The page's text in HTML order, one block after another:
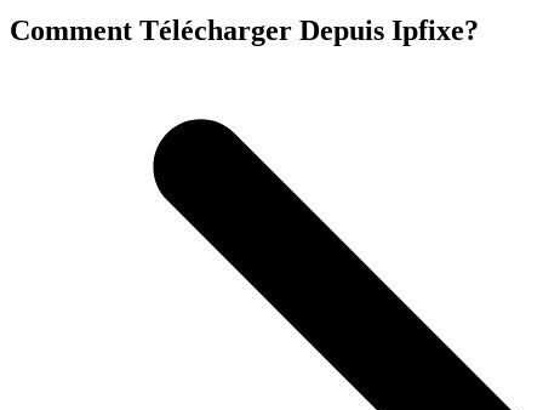
Comment Télécharger Depuis Ipfixe?